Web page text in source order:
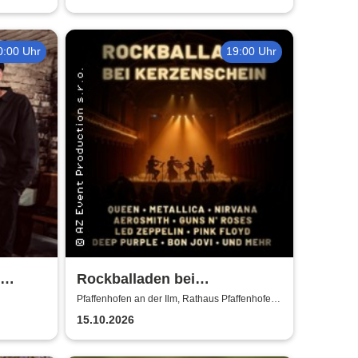
Uhr 19:00 Uhr
Rockballaden bei
Kerzenschein
Pfaffenhofen an der Ilm, Rathaus Pfaffenhofen -
Festsaal
15.10.2026